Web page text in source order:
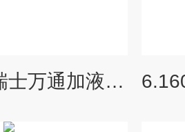
6.1619.010瑞士万通加液单元及耗材吸收器套件